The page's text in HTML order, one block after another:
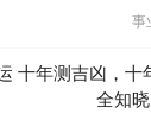
事
十年测吉凶，十
全知晓